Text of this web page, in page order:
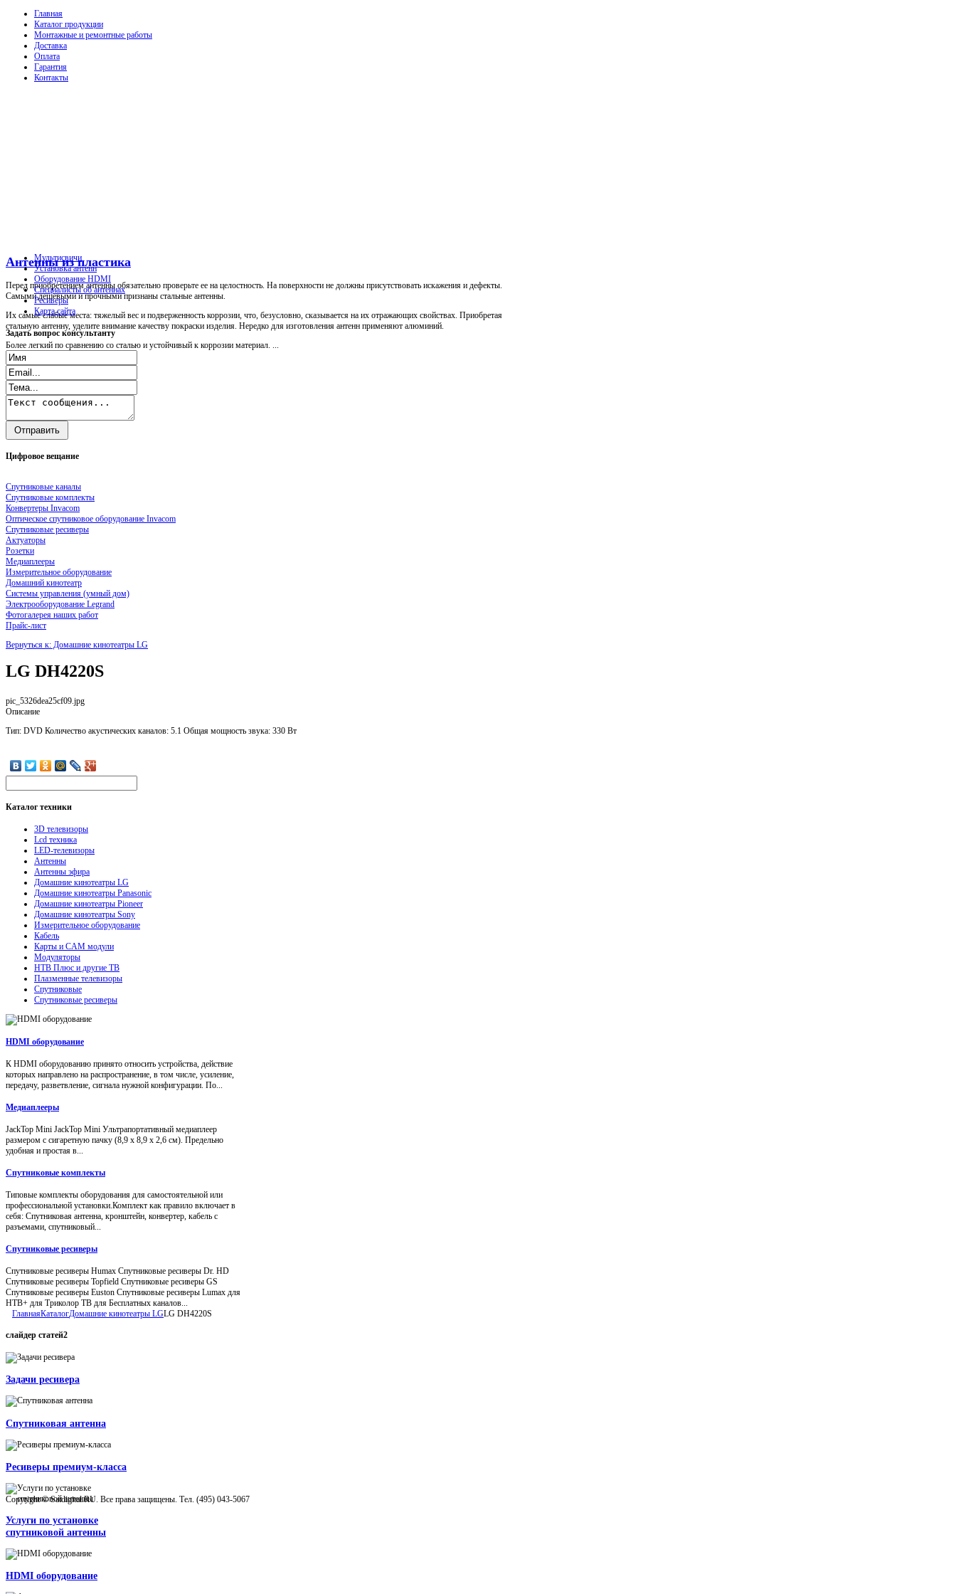
Главная
Каталог продукции
Монтажные и ремонтные работы
Доставка
Оплата
Гарантия
Контакты
Антенны из пластика
Перед приобретением антенны обязательно проверьте ее на целостность. На поверхности не должны присутствовать искажения и дефекты.
Самыми дешевыми и прочными признаны стальные антенны.
Их самые слабые места: тяжелый вес и подверженность коррозии, что, безусловно, сказывается на их отражающих свойствах. Приобретая
стальную антенну, уделите внимание качеству покраски изделия. Нередко для изготовления антенн применяют алюминий.
Более легкий по сравнению со сталью и устойчивый к коррозии материал. ...
Мультисвичи
Установка антенн
Оборудование HDMI
Специалисты об антеннах
Ресиверы
Карта сайта
Задать вопрос консультанту
Цифровое вещание
Спутниковые каналы
Спутниковые комплекты
Конвертеры Invacom
Оптическое спутниковое оборудование Invacom
Спутниковые ресиверы
Актуаторы
Розетки
Медиаплееры
Измерительное оборудование
Домашний кинотеатр
Системы управления (умный дом)
Электрооборудование Legrand
Фотогалерея наших работ
Прайс-лист
Вернуться к: Домашние кинотеатры LG
LG DH4220S
pic_5326dea25cf09.jpg
Описание
Тип: DVD Количество акустических каналов: 5.1 Общая мощность звука: 330 Вт
Каталогтехники
3D телевизоры
Lcd техника
LED-телевизоры
Антенны
Антенны эфира
Домашние кинотеатры LG
Домашние кинотеатры Panasonic
Домашние кинотеатры Pioneer
Домашние кинотеатры Sony
Измерительное оборудование
Кабель
Карты и CAM модули
Модуляторы
НТВ Плюс и другие ТВ
Плазменные телевизоры
Спутниковые
Спутниковые ресиверы
HDMI оборудование
К HDMI оборудованию принято относить устройства, действие
которых направлено на распространение, в том числе, усиление,
передачу, разветвление, сигнала нужной конфигурации. По...
Медиаплееры
JackTop Mini JackTop Mini Ультрапортативный медиаплеер
размером с сигаретную пачку (8,9 x 8,9 x 2,6 см). Предельно
удобная и простая в...
Спутниковые комплекты
Типовые комплекты оборудования для самостоятельной или
профессиональной установки.Комплект как правило включает в
себя: Спутниковая антенна, кронштейн, конвертер, кабель с
разъемами, спутниковый...
Спутниковые ресиверы
Спутниковые ресиверы Humax Спутниковые ресиверы Dr. HD
Спутниковые ресиверы Topfield Спутниковые ресиверы GS
Спутниковые ресиверы Euston Спутниковые ресиверы Lumax для
НТВ+ для Триколор ТВ для Бесплатных каналов...
ГлавнаяКаталогДомашние кинотеатры LGLG DH4220S
слайдер статей2
Задачи ресивера
Спутниковая антенна
Ресиверы премиум-класса
Услуги по установке
спутниковой антенны
HDMI оборудование
Copyright © Satdigital.RU. Все права защищены. Тел. (495) 043-5067